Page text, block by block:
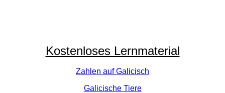
Kostenloses Lernmaterial
Zahlen auf Galicisch
Galicische Tiere